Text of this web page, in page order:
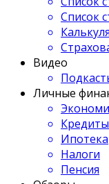
Список
Видео
Личные
Кредиты
Ипотека
Налоги
Пенсия